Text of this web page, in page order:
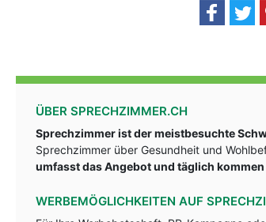
ÜBER SPRECHZIMMER.CH
Sprechzimmer ist der meistbesuchte
Sprechzimmer über Gesundheit und
umfasst das Angebot und täglich kommen
WERBEMÖGLICHKEITEN AUF